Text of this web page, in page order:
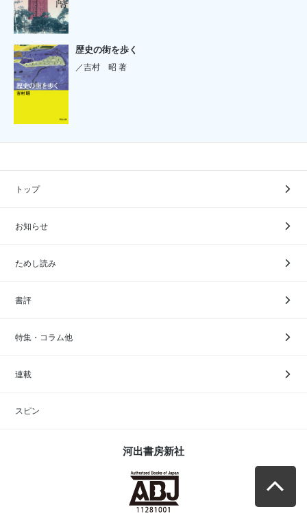
歴史の街を歩く
／吉村 昭 著
トップ
お知らせ
ためし読み
書評
特集・コラム他
連載
スピン
河出書房新社